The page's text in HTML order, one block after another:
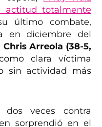
actitud totalmente
último combate,
en diciembre del
Chris Arreola (38-5,
clara víctima
sin actividad más
dos veces contra
sorprendió en el